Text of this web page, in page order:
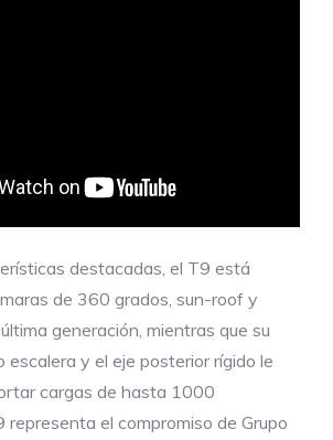
destacadas, el T9 está
de 360 grados, sun-roof y
generación, mientras que su
escalera y el eje posterior rígido le
cargas de hasta 1000
representa el compromiso de Grupo